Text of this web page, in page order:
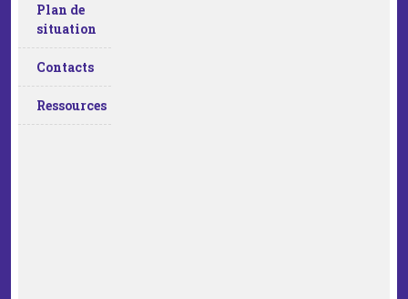
Plan de
situation
Contacts
Ressources